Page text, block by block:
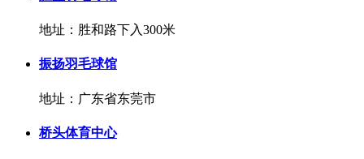
地址：胜和路下入300米
振扬羽毛球馆
地址：广东省东莞市
桥头体育中心